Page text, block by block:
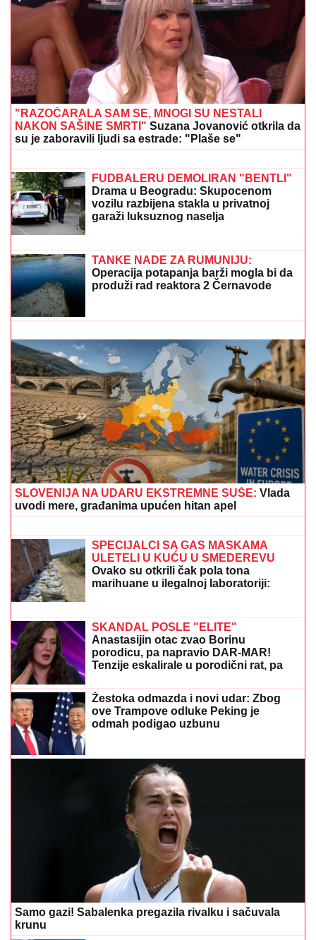
CECU NIKO NIJE PREPOZNAO NA AERODROMU
Leti iz Malage za Beograd: Kačket na glavi, atlet
majica i naočare (FOTO)
"MOJA LJUBAV JEDINA NA SVETU"
Dragan Stanković i dalje čuva
uspomene sa Jovanom Jeremić, zbog
jednog detalja svi komentarišu da je
Odželej napušta Zvezdu? Pojavila se
informacija koja je zapalila Evropu,
evo šta se dešava!
"RAZOČARALA SAM SE, MNOGI SU NESTALI
NAKON SAŠINE SMRTI"
Suzana Jovanović otkrila da
su je zaboravili ljudi sa estrade: "Plaše se"
NAŠA PEVAČICA SE SRELA SA
MILANOM STANKOVIĆEMOtkrila
detalje o pevaču koje javnost ne zna,
pomenula i njegov POVRATAK o kom
svi pričaju (VIDEO)
FUDBALERU DEMOLIRAN "BENTLI"
vozilu razbijena stakla u privatnoj
garaži luksuznog naselja
MILJANA KULIĆ SE SKINULA U BIKINI
je u Crnoj Gori na plaži: Dok ona spava Siniša uči
Željka da pliva, a Marija i Tića se sunčaju (Video)
TANKE NADE ZA RUMUNIJU:
Operacija potapanja barži mogla bi da
produži rad reaktora 2 Černavode
TRAMP U RATU SA PRAVOSUĐEM:
Blokirali mu projekat u Beloj kući,
stigao žestok odgovor